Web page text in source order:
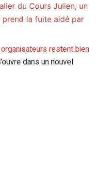
du Cours Julien, un
la fuite aidé par
restent bien
dans un nouvel